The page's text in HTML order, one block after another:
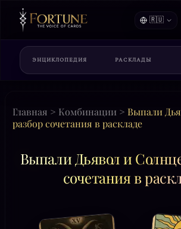
🇷🇺
ЭНЦИКЛОПЕДИЯ РАСКЛАДЫ
Главная > Комбинации > Выпали
разбор сочетания в раскладе
Выпали Дьявол и
сочетания в